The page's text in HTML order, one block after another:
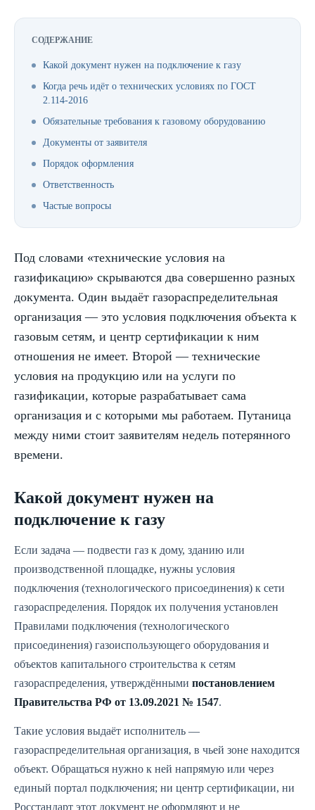
СОДЕРЖАНИЕ
Какой документ нужен на подключение к газу
Когда речь идёт о технических условиях по ГОСТ
2.114-2016
Обязательные требования к газовому оборудованию
Документы от заявителя
Порядок оформления
Ответственность
Частые вопросы
Под словами «технические условия на
газификацию» скрываются два совершенно разных
документа. Один выдаёт газораспределительная
организация — это условия подключения объекта к
газовым сетям, и центр сертификации к ним
отношения не имеет. Второй — технические
условия на продукцию или на услуги по
газификации, которые разрабатывает сама
организация и с которыми мы работаем. Путаница
между ними стоит заявителям недель потерянного
времени.
Какой документ нужен на
подключение к газу
Если задача — подвести газ к дому, зданию или
производственной площадке, нужны условия
подключения (технологического присоединения) к сети
газораспределения. Порядок их получения установлен
Правилами подключения (технологического
присоединения) газоиспользующего оборудования и
объектов капитального строительства к сетям
газораспределения, утверждёнными постановлением
Правительства РФ от 13.09.2021 № 1547.
Такие условия выдаёт исполнитель —
газораспределительная организация, в чьей зоне находится
объект. Обращаться нужно к ней напрямую или через
единый портал подключения; ни центр сертификации, ни
Росстандарт этот документ не оформляют и не